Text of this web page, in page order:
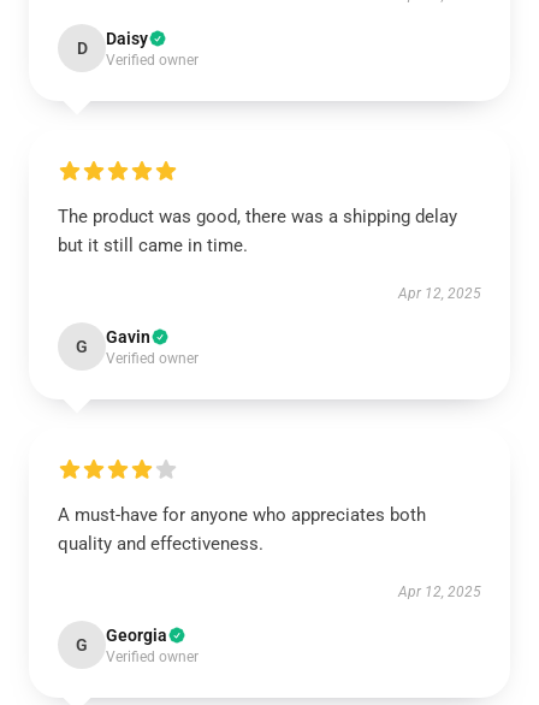
D Daisy
Verified owner
The product was good, there was a shipping delay
but it still came in time.
Apr 12, 2025
G Gavin
Verified owner
A must-have for anyone who appreciates both
quality and effectiveness.
Apr 12, 2025
G Georgia
Verified owner